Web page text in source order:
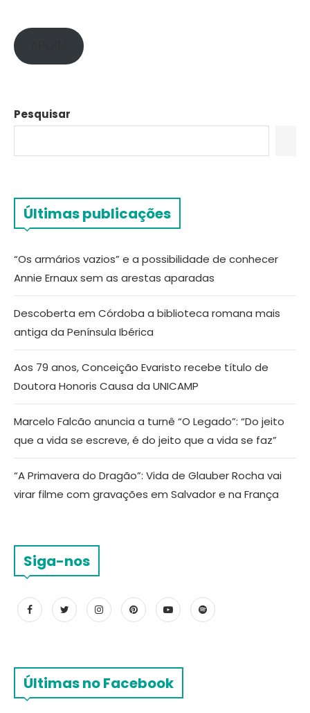
Pesquisar
Últimas publicações
“Os armários vazios” e a possibilidade de conhecer
Annie Ernaux sem as arestas aparadas
Descoberta em Córdoba a biblioteca romana mais
antiga da Península Ibérica
Aos 79 anos, Conceição Evaristo recebe título de
Doutora Honoris Causa da UNICAMP
Marcelo Falcão anuncia a turnê “O Legado”: “Do jeito
que a vida se escreve, é do jeito que a vida se faz”
“A Primavera do Dragão”: Vida de Glauber Rocha vai
virar filme com gravações em Salvador e na França
Siga-nos
Últimas no Facebook